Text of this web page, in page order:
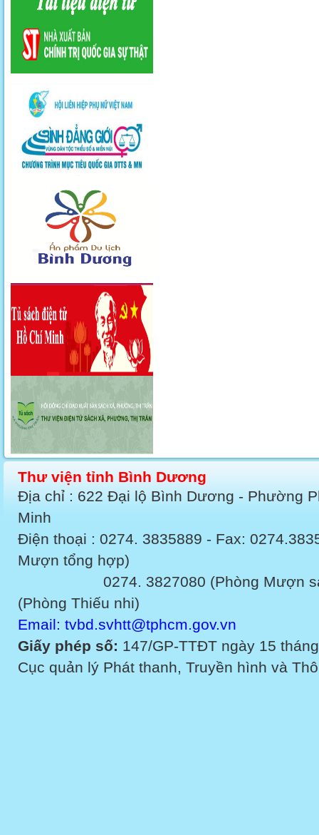
Thư viện tỉnh Bình Dương
Địa chỉ : 622 Đại lộ Bình Dương - Phường
Minh
Điện thoại : 0274. 3835889 - Fax:
Mượn tổng hợp)
0274. 3827080 (Phòng Mượn sách
(Phòng Thiếu nhi)
Email: tvbd.svhtt@tphcm.gov.vn
Giấy phép số: 147/GP-TTĐT ngày 15
Cục quản lý Phát thanh, Truyền hình và